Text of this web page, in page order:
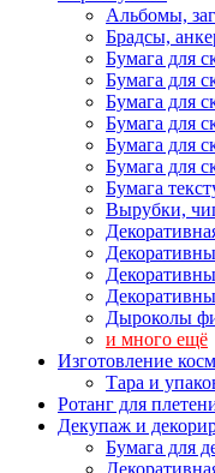
Альбомы,
Брадсы,
Бумага для
Бумага для
Бумага для
Бумага для
Бумага для
Бумага для
Бумага
Вырубки,
Дыроколы
и много ещё
Изготовление
Тара и
Ротанг для
Декупаж и
Бумага для